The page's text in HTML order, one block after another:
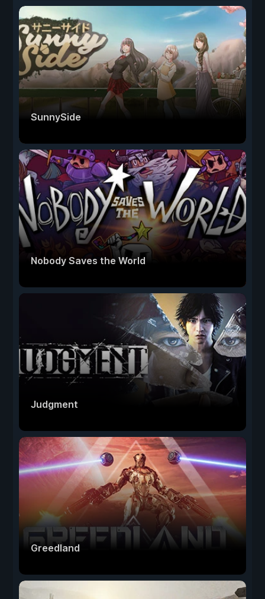
SunnySide
Nobody Saves the World
Judgment
Greedland